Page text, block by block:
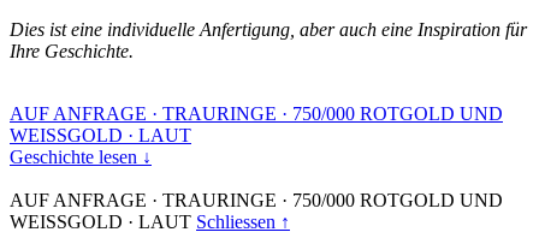
Dies ist eine individuelle Anfertigung, aber auch eine Inspiration für
Ihre Geschichte.
AUF ANFRAGE · TRAURINGE · 750/000 ROTGOLD UND
WEISSGOLD · LAUT
Geschichte lesen ↓
AUF ANFRAGE · TRAURINGE · 750/000 ROTGOLD UND
WEISSGOLD · LAUT Schliessen ↑